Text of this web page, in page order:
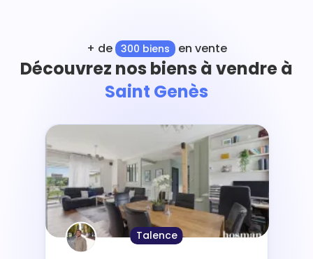
+ de 300 biens en vente
Découvrez nos biens à vendre à
Saint Genès
Talence